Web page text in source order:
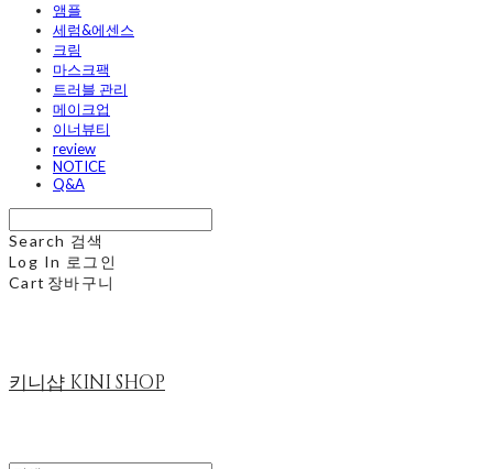
앰플
세럼&에센스
크림
마스크팩
트러블 관리
메이크업
이너뷰티
review
NOTICE
Q&A
Search 검색
Log In 로그인
Cart 장바구니
키니샵 KINI SHOP